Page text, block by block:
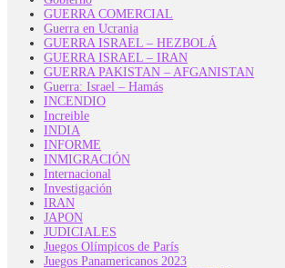
GUERRA COMERCIAL
Guerra en Ucrania
GUERRA ISRAEL – HEZBOLÁ
GUERRA ISRAEL – IRAN
GUERRA PAKISTAN – AFGANISTAN
Guerra: Israel – Hamás
INCENDIO
Increible
INDIA
INFORME
INMIGRACIÓN
Internacional
Investigación
IRAN
JAPON
JUDICIALES
Juegos Olímpicos de París
Juegos Panamericanos 2023